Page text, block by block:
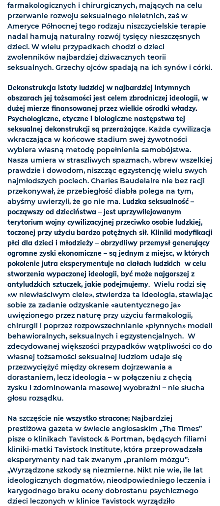
farmakologicznych i chirurgicznych, mających na celu
przerwanie rozwoju seksualnego nieletnich, zaś w
Ameryce Północnej tego rodzaju niszczycielskie terapie
nadal hamują naturalny rozwój tysięcy nieszczęsnych
dzieci. W wielu przypadkach chodzi o dzieci
zwolenników najbardziej dziwacznych teorii
seksualnych. Grzechy ojców spadają na ich synów i córki.
Dekonstrukcja istoty ludzkiej w najbardziej intymnych
obszarach jej tożsamości jest celem zbrodniczej ideologii, w
dużej mierze finansowanej przez wielkie ośrodki władzy.
Psychologiczne, etyczne i biologiczne następstwa tej
seksualnej dekonstrukcji są przerażające. Każda cywilizacja
wkraczająca w końcowe stadium swej żywotności
wybiera własną metodę popełnienia samobójstwa.
Nasza umiera w straszliwych spazmach, wbrew wszelkiej
prawdzie i dowodom, niszcząc egzystencję wielu swych
najmłodszych pociech. Charles Baudelaire nie bez racji
przekonywał, że przebiegłość diabła polega na tym,
abyśmy uwierzyli, że go nie ma. Ludzka seksualność –
począwszy od dzieciństwa – jest uprzywilejowanym
terytorium wojny cywilizacyjnej przeciwko osobie ludzkiej,
toczonej przy użyciu bardzo potężnych sił. Kliniki modyfikacji
płci dla dzieci i młodzieży – obrzydliwy przemysł generujący
ogromne zyski ekonomiczne – są jednym z miejsc, w których
pokolenie jutra eksperymentuje na ciałach ludzkich w celu
stworzenia wypaczonej ideologii, być może najgorszej z
antyludzkich sztuczek, jakie podejmujemy. Wielu rodzi się
«w niewłaściwym ciele», stwierdza ta ideologia, stawiając
sobie za zadanie odzyskanie «autentycznego ja»
uwięzionego przez naturę przy użyciu farmakologii,
chirurgii i poprzez rozpowszechnianie «płynnych» modeli
behawioralnych, seksualnych i egzystencjalnych. W
zdecydowanej większości przypadków wątpliwości co do
własnej tożsamości seksualnej ludziom udaje się
przezwyciężyć między okresem dojrzewania a
dorastaniem, lecz ideologia – w połączeniu z chęcią
zysku i zdominowania masowej wyobraźni – nie słucha
głosu rozsądku.
Na szczęście nie wszystko stracone; Najbardziej
prestiżowa gazeta w świecie anglosaskim „The Times”
pisze o klinikach Tavistock & Portman, będących filiami
kliniki-matki Tavistock Institute, która przeprowadzała
eksperymenty nad tak zwanym „praniem mózgu”:
„Wyrządzone szkody są niezmierne. Nikt nie wie, ile lat
ideologicznych dogmatów, nieodpowiedniego leczenia i
karygodnego braku oceny dobrostanu psychicznego
dzieci leczonych w klinice Tavistock wyrządziło